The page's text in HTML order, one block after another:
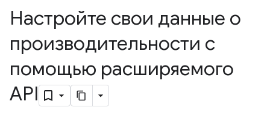
Настройте свои данные о
производительности с
помощью расширяемого
API